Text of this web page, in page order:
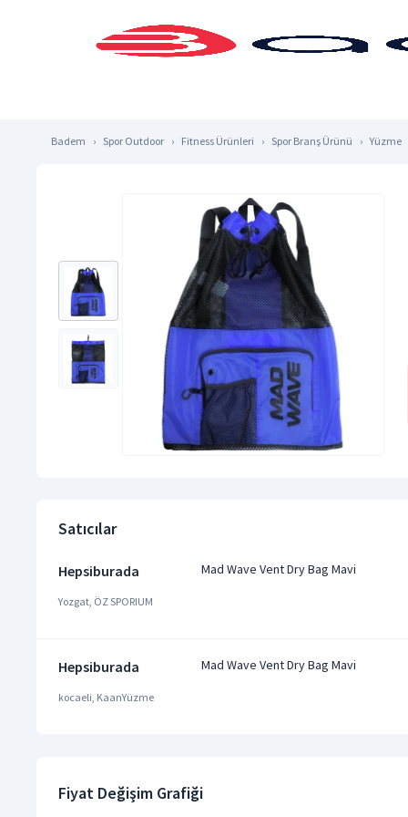
Badem Spor Outdoor Fitness Ürünleri Spor Branş Ürünü Yüzme
Satıcılar
Hepsiburada
Yozgat, ÖZ SPORIUM
Mad Wave Vent Dry Bag Mavi
Hepsiburada
kocaeli, KaanYüzme
Mad Wave Vent Dry Bag Mavi
Fiyat Değişim Grafiği